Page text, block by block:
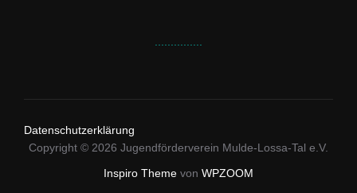
...............
Datenschutzerklärung
Copyright © 2026 Jugendförderverein Mulde-Lossa-Tal e.V.
Inspiro Theme von WPZOOM